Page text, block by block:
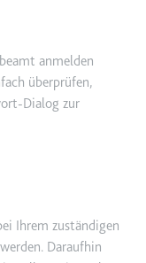
anmelden
überprüfen,
Dialog zur
Ihrem zuständigen
Daraufhin